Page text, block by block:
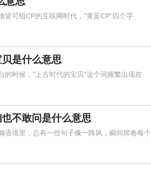
可组CP的互联网时代，"黄蓝CP"四个字
是什么意思
时候，"上古时代的宝贝"这个词频繁出现在
不敢问是什么意思
境里，总有一些句子像一阵风，瞬间席卷每个